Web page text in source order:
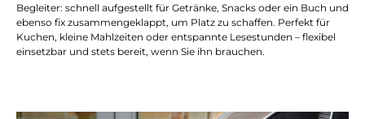
Begleiter: schnell aufgestellt für Getränke, Snacks oder ein Buch und
ebenso fix zusammengeklappt, um Platz zu schaffen. Perfekt für
Kuchen, kleine Mahlzeiten oder entspannte Lesestunden – flexibel
einsetzbar und stets bereit, wenn Sie ihn brauchen.